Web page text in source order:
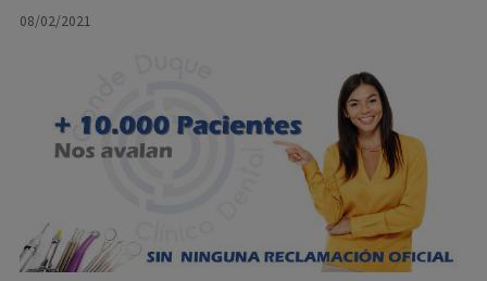
08/02/2021